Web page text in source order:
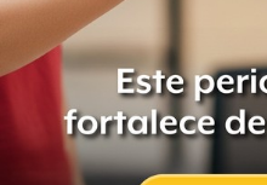
Qué plantar para